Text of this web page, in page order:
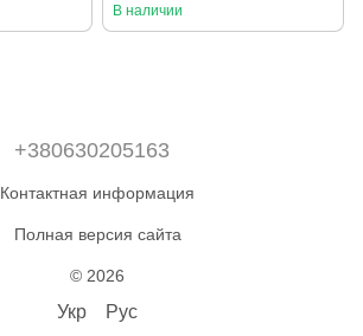
В наличии
+380630205163
Контактная информация
Полная версия сайта
© 2026
Укр Рус